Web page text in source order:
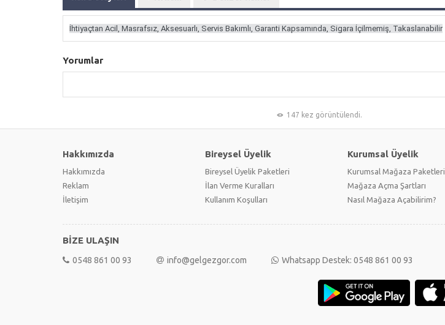
İhtiyaçtan Acil, Masrafsız, Aksesuarlı, Servis Bakımlı, Garanti Kapsamında, Sigara İçilmemiş, Takaslanabilir
Yorumlar
147 kez görüntülendi.
Hakkımızda
Hakkımızda
Reklam
İletişim
Bireysel Üyelik
Bireysel Üyelik Paketleri
İlan Verme Kuralları
Kullanım Koşulları
Kurumsal Üyelik
Kurumsal Mağaza Paketleri
Mağaza Açma Şartları
Nasıl Mağaza Açabilirim?
BİZE ULAŞIN
0548 861 00 93 info@gelgezgor.com Whatsapp Destek: 0548 861 00 93